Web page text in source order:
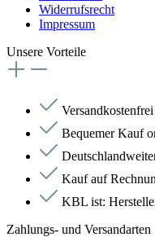
Widerrufsrecht
Impressum
Unsere Vorteile
Bequemer Kauf
Kauf auf
KBL ist:
Zahlungs- und Versandarten